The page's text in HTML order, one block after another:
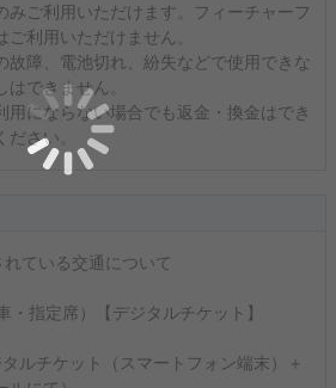
みご利用いただけます。フィーチャーフ
ご利用いただけません。
故障、電池切れ、紛失などで使用できな
できません。
用にならない場合でも返金・換金はでき
さい。
ている交通について
・指定席）【デジタルチケット】
ルチケット（スマートフォン端末）＋